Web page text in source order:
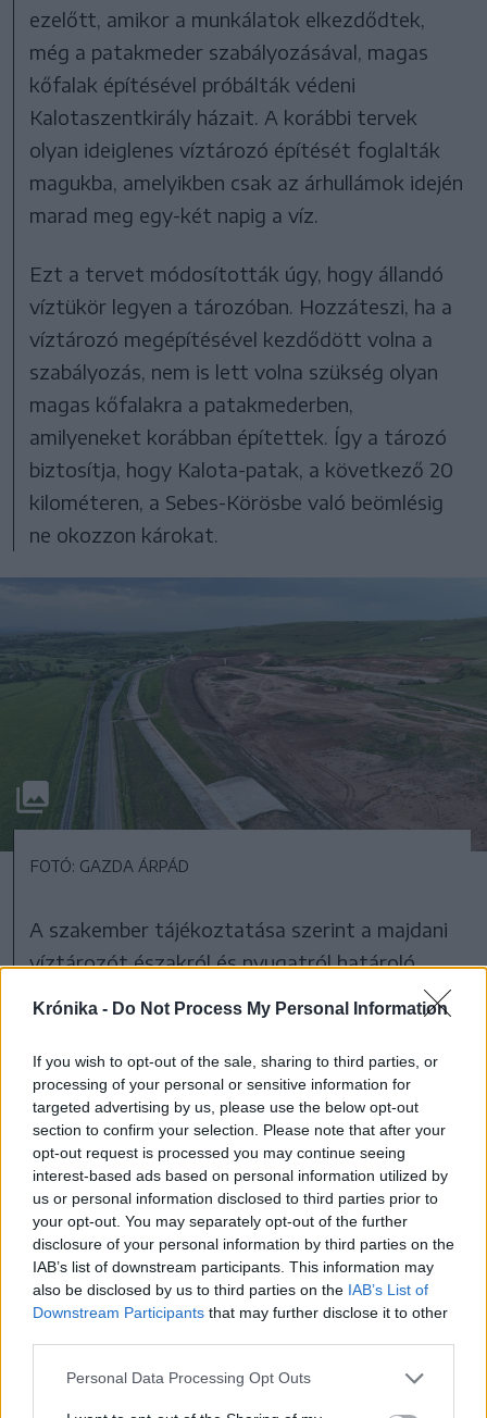
Krónika - Do Not Process My Personal Information
If you wish to opt-out of the sale, sharing to third parties, or
processing of your personal or sensitive information for
targeted advertising by us, please use the below opt-out
section to confirm your selection. Please note that after your
opt-out request is processed you may continue seeing
interest-based ads based on personal information utilized by
us or personal information disclosed to third parties prior to
your opt-out. You may separately opt-out of the further
disclosure of your personal information by third parties on the
IAB’s list of downstream participants. This information may
also be disclosed by us to third parties on the IAB’s List of
Downstream Participants that may further disclose it to other
Personal Data Processing Opt Outs
ezelőtt, amikor a munkálatok elkezdődtek,
még a patakmeder szabályozásával, magas
kőfalak építésével próbálták védeni
Kalotaszentkirály házait. A korábbi tervek
olyan ideiglenes víztározó építését foglalták
magukba, amelyikben csak az árhullámok idején
marad meg egy-két napig a víz.
Ezt a tervet módosították úgy, hogy állandó
víztükör legyen a tározóban. Hozzáteszi, ha a
víztározó megépítésével kezdődött volna a
szabályozás, nem is lett volna szükség olyan
magas kőfalakra a patakmederben,
amilyeneket korábban építettek. Így a tározó
biztosítja, hogy Kalota-patak, a következő 20
kilométeren, a Sebes-Körösbe való beömlésig
ne okozzon károkat.
FOTÓ: GAZDA ÁRPÁD
A szakember tájékoztatása szerint a majdani
víztározót északról és nyugatról határoló
töltéskorona elérte a végleges magasságát. A
dolgozik a gát belső oldalának a tövében.
Ezekre betongerendát öntenek, mely
fenntartja majd a töltés belső falát borító
betonlemezeket. Így biztosítják, hogy ne
szivárogjon át a víz a gáton, és a töltés az
erős árhullámokat is képes legyen felfogni.
Emellett megépítették a gátőrházat, és
folyamatban van a leeresztő műtárgy építése.
„Ezeket megoldjuk még az idén” – jelenti ki
Pásztor Sándor. Hátravan a gáttest beépítése
a majdani tavat keletről határoló domboldalba,